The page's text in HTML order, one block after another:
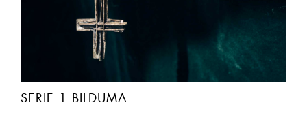
SERIE 1 BILDUMA